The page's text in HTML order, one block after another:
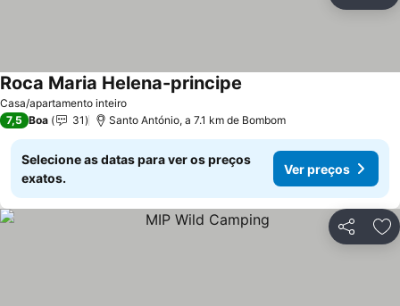
Casa/apartamento inteiro
Roca Maria Helena-principe
7,5 Boa 31 Santo António, a 7.1 km de Bombom
Selecione as datas para ver os preços
exatos.
Ver preços
Partilhar